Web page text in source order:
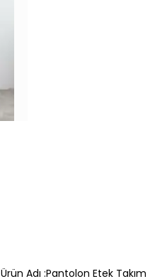
Ürün Adı :Pantolon Etek Takım